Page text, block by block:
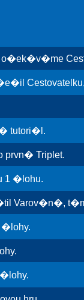
o�ek�v�me
tutori�l.
prvn� Triplet.
1 �lohu.
Varov�n�,